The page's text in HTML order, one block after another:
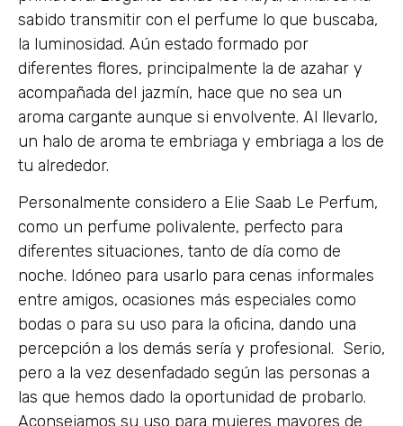
sabido transmitir con el perfume lo que buscaba,
la luminosidad. Aún estado formado por
diferentes flores, principalmente la de azahar y
acompañada del jazmín, hace que no sea un
aroma cargante aunque si envolvente. Al llevarlo,
un halo de aroma te embriaga y embriaga a los de
tu alrededor.
Personalmente considero a Elie Saab Le Perfum,
como un perfume polivalente, perfecto para
diferentes situaciones, tanto de día como de
noche. Idóneo para usarlo para cenas informales
entre amigos, ocasiones más especiales como
bodas o para su uso para la oficina, dando una
percepción a los demás sería y profesional. Serio,
pero a la vez desenfadado según las personas a
las que hemos dado la oportunidad de probarlo.
Aconsejamos su uso para mujeres mayores de